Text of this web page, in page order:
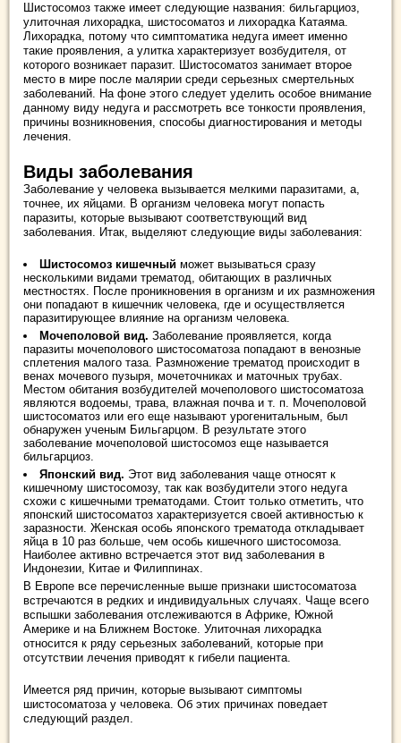
Шистосомоз также имеет следующие названия: бильгарциоз,
улиточная лихорадка, шистосоматоз и лихорадка Катаяма.
Лихорадка, потому что симптоматика недуга имеет именно
такие проявления, а улитка характеризует возбудителя, от
которого возникает паразит. Шистосоматоз занимает второе
место в мире после малярии среди серьезных смертельных
заболеваний. На фоне этого следует уделить особое внимание
данному виду недуга и рассмотреть все тонкости проявления,
причины возникновения, способы диагностирования и методы
лечения.
Виды заболевания
Заболевание у человека вызывается мелкими паразитами, а,
точнее, их яйцами. В организм человека могут попасть
паразиты, которые вызывают соответствующий вид
заболевания. Итак, выделяют следующие виды заболевания:
Шистосомоз кишечный может вызываться сразу
несколькими видами трематод, обитающих в различных
местностях. После проникновения в организм и их размножения
они попадают в кишечник человека, где и осуществляется
паразитирующее влияние на организм человека.
Мочеполовой вид. Заболевание проявляется, когда
паразиты мочеполового шистосоматоза попадают в венозные
сплетения малого таза. Размножение трематод происходит в
венах мочевого пузыря, мочеточниках и маточных трубах.
Местом обитания возбудителей мочеполового шистосоматоза
являются водоемы, трава, влажная почва и т. п. Мочеполовой
шистосоматоз или его еще называют урогенитальным, был
обнаружен ученым Бильгарцом. В результате этого
заболевание мочеполовой шистосомоз еще называется
бильгарциоз.
Японский вид. Этот вид заболевания чаще относят к
кишечному шистосомозу, так как возбудители этого недуга
схожи с кишечными трематодами. Стоит только отметить, что
японский шистосоматоз характеризуется своей активностью к
заразности. Женская особь японского трематода откладывает
яйца в 10 раз больше, чем особь кишечного шистосомоза.
Наиболее активно встречается этот вид заболевания в
Индонезии, Китае и Филиппинах.
В Европе все перечисленные выше признаки шистосоматоза
встречаются в редких и индивидуальных случаях. Чаще всего
вспышки заболевания отслеживаются в Африке, Южной
Америке и на Ближнем Востоке. Улиточная лихорадка
относится к ряду серьезных заболеваний, которые при
отсутствии лечения приводят к гибели пациента.
Имеется ряд причин, которые вызывают симптомы
шистосоматоза у человека. Об этих причинах поведает
следующий раздел.